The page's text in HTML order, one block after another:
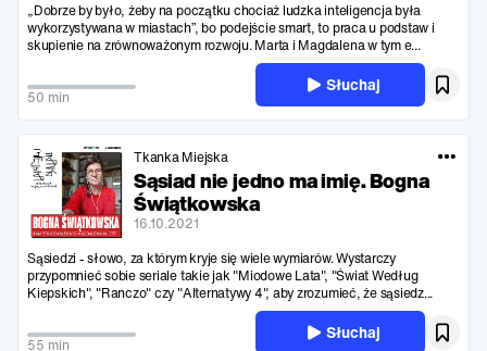
„Dobrze by było, żeby na początku chociaż ludzka inteligencja była
wykorzystywana w miastach”, bo podejście smart, to praca u podstaw i
skupienie na zrównoważonym rozwoju. Marta i Magdalena w tym e...
50 min
Słuchaj
Tkanka Miejska
Sąsiad nie jedno ma imię. Bogna
Świątkowska
16.10.2021
Sąsiedzi - słowo, za którym kryje się wiele wymiarów. Wystarczy
przypomnieć sobie seriale takie jak "Miodowe Lata", "Świat Według
Kiepskich", "Ranczo" czy "Alternatywy 4", aby zrozumieć, że sąsiedz...
55 min
Słuchaj